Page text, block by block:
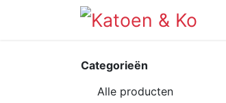
Categorieën
Alle producten